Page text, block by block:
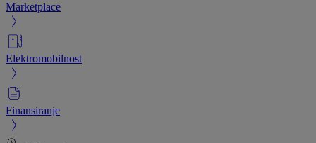
Marketplace
Elektromobilnost
Finansiranje